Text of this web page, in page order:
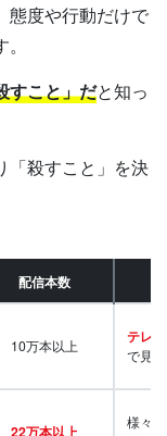
態度や行動だけで
すこと」だと知っ
「殺すこと」を決
配信本数
10万本以上 テレビ
で見
22万本以上
様々